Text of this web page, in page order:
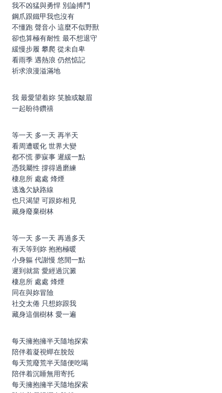
我不凶猛與勇悍 別論搏鬥
鋼爪跟鐵甲我也沒有
不懂跑 聲音小 這麼不似野獸
卻也算極有耐性 最不想退守
緩慢步履 攀爬 從未自卑
看雨季 遇熱浪 仍然惦記
祈求浪漫溢滿地
我 最愛望着妳 笑臉或皺眉
一起盼待鑽禧
等一天 多一天 再半天
看周遭暖化 世界大變
都不慌 夢寐事 遲緩一點
憑我屬性 撐得過磨練
棲息所 處處 烽煙
逃逸欠缺路線
也只渴望 可跟妳相見
藏身廢棄樹林
等一天 多一天 再過多天
有天等到妳 抱抱極暖
小身軀 代謝慢 悠閒一點
遲到就當 愛經過沉澱
棲息所 處處 烽煙
同在與妳冒險
社交太倦 只想妳跟我
藏身這個樹林 愛一遍
每天擁抱擁半天隨地探索
陪伴着凝視蟬在脫殼
每天荒廢荒半天隨便吃喝
陪伴着沉睡無用寄托
每天擁抱擁半天隨地探索